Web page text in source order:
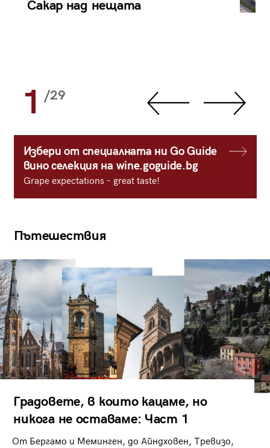
Сакар над нещата
1 /29
Избери от специалната ни Go Guide
вино селекция на wine.goguide.bg
Grape expectations - great taste!
Пътешествия
Градовете, в които кацаме, но
никога не оставаме: Част 1
От Бергамо и Меминген, до Айндховен, Тревизо,